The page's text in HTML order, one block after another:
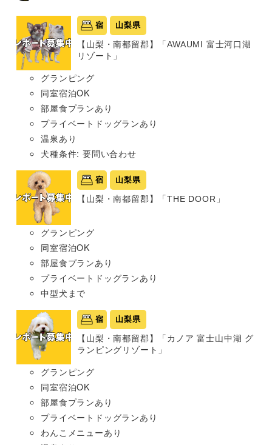
宿 山梨県
【山梨・南都留郡】「AWAUMI 富士河口湖
リゾート」
グランピング
同室宿泊OK
部屋食プランあり
プライベートドッグランあり
温泉あり
犬種条件: 要問い合わせ
宿 山梨県
【山梨・南都留郡】「THE DOOR」
グランピング
同室宿泊OK
部屋食プランあり
プライベートドッグランあり
中型犬まで
宿 山梨県
【山梨・南都留郡】「カノア 富士山中湖 グ
ランピングリゾート」
グランピング
同室宿泊OK
部屋食プランあり
プライベートドッグランあり
わんこメニューあり